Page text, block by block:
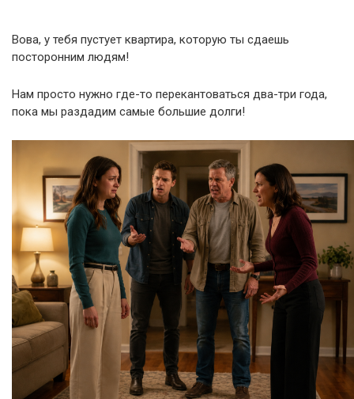
Вова, у тебя пустует квартира, которую ты сдаешь
посторонним людям!
Нам просто нужно где-то перекантоваться два-три года,
пока мы раздадим самые большие долги!